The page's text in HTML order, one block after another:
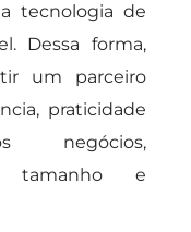
tecnologia de
Dessa forma,
um parceiro
praticidade
negócios,
tamanho e